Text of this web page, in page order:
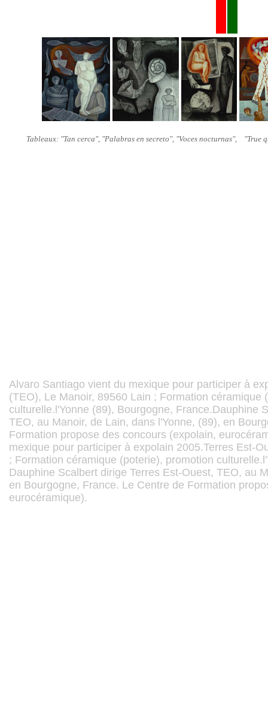
Tableaux: "Tan cerca", "Palabras en secreto", "Voces nocturnas", "True
Alvaro Santiago vient du mexique pour participer à
(TEO), Le Manoir, 89560 Lain ; Formation céramique
culturelle.l'Yonne (89), Bourgogne, France.Dauphine
TEO, au Manoir, de Lain, dans l'Yonne, (89), en
Formation propose des concours (expolain,
mexique pour participer à expolain 2005.Terres Est-
; Formation céramique (poterie), promotion
Dauphine Scalbert dirige Terres Est-Ouest, TEO, au
en Bourgogne, France. Le Centre de Formation
eurocéramique).